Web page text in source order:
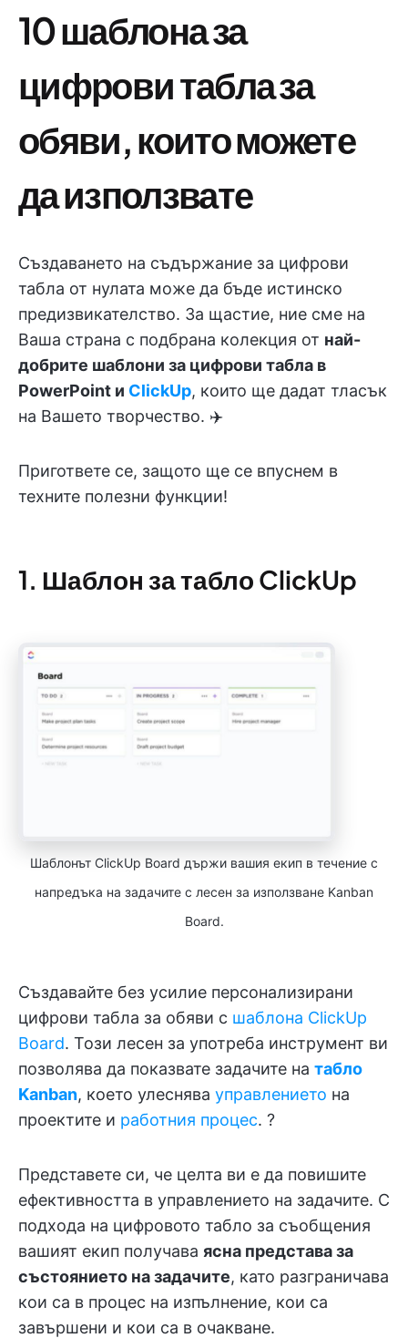
10 шаблона за
цифрови табла за
обяви, които можете
да използвате
Създаването на съдържание за цифрови
табла от нулата може да бъде истинско
предизвикателство. За щастие, ние сме на
Ваша страна с подбрана колекция от най-
добрите шаблони за цифрови табла в
PowerPoint и ClickUp, които ще дадат тласък
на Вашето творчество. ✈️
Пригответе се, защото ще се впуснем в
техните полезни функции!
1. Шаблон за табло ClickUp
Шаблонът ClickUp Board държи вашия екип в течение с
напредъка на задачите с лесен за използване Kanban
Board.
Създавайте без усилие персонализирани
цифрови табла за обяви с шаблона ClickUp
Board. Този лесен за употреба инструмент ви
позволява да показвате задачите на табло
Kanban, което улеснява управлението на
проектите и работния процес. ?
Представете си, че целта ви е да повишите
ефективността в управлението на задачите. С
подхода на цифровото табло за съобщения
вашият екип получава ясна представа за
състоянието на задачите, като разграничава
кои са в процес на изпълнение, кои са
завършени и кои са в очакване.